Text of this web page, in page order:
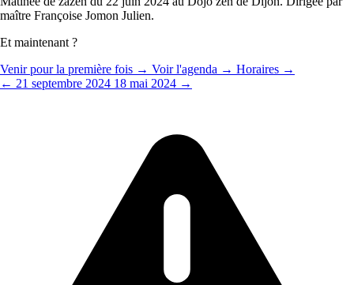
maître Françoise Jomon Julien.
Et maintenant ?
Venir pour la première fois → Voir l'agenda → Horaires →
← 21 septembre 2024 18 mai 2024 →